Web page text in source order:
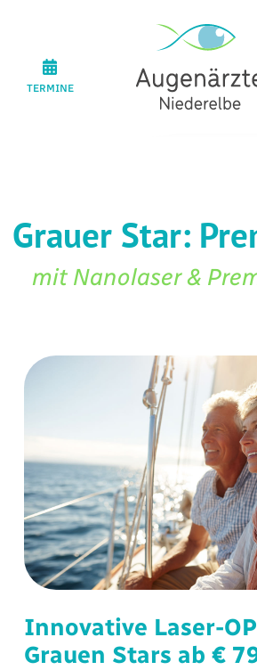
TERMINE
Grauer Star:
mit Nanolaser &
Innovative Laser-
Grauen Stars ab €